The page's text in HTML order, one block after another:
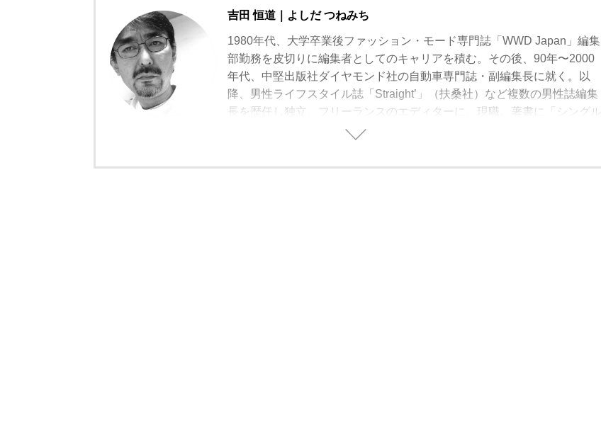
吉田 恒道｜よしだ つねみち
1980年代、大学卒業後ファッション・モード専門誌「WWD Japan」編集
部勤務を皮切りに編集者としてのキャリアを積む。その後、90年〜2000
年代、中堅出版社ダイヤモンド社の自動車専門誌・副編集長に就く。以
降、男性ライフスタイル誌「Straight’」（扶桑社）など複数の男性誌編集
長を歴任し独立、フリーランスのエディターに、現職。著書に「シングル
モルトの愉しみ方」（学習研究社）がある。